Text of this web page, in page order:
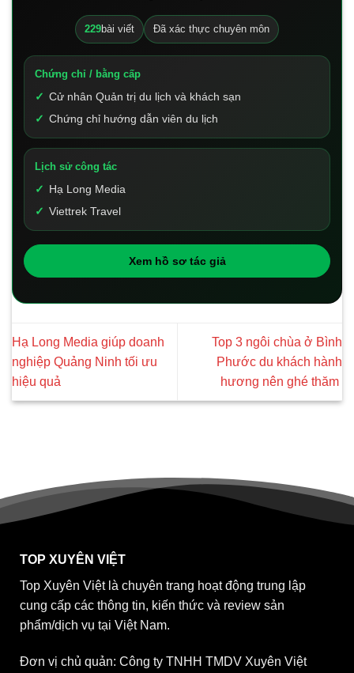
229bài viết Đã xác thực chuyên môn
Chứng chỉ / bằng cấp
Cử nhân Quản trị du lịch và khách sạn
Chứng chỉ hướng dẫn viên du lịch
Lịch sử công tác
Hạ Long Media
Viettrek Travel
Xem hồ sơ tác giả
Hạ Long Media giúp doanh
nghiệp Quảng Ninh tối ưu
hiệu quả
Top 3 ngôi chùa ở Bình
Phước du khách hành
hương nên ghé thăm
TOP XUYÊN VIỆT
Top Xuyên Việt là chuyên trang hoạt động trung lập
cung cấp các thông tin, kiến thức và review sản
phẩm/dịch vụ tại Việt Nam.
Đơn vị chủ quản: Công ty TNHH TMDV Xuyên Việt